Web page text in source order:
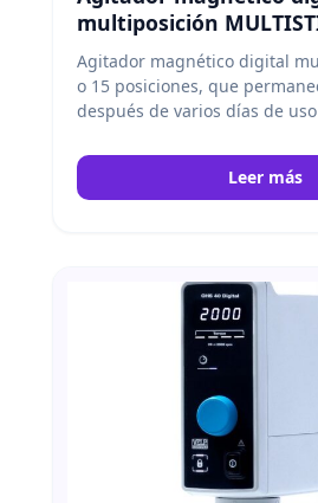
multiposición
Agitador magnético digital
o 15 posiciones, que
después de varios días de
Leer más